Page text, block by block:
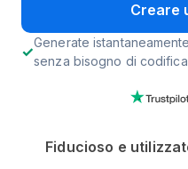
Creare
Generate
senza bisogno di
Fiducioso e